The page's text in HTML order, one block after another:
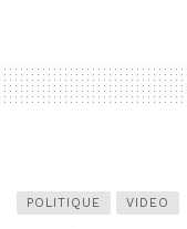
POLITIQUE VIDEO